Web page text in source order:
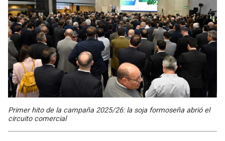
Primer hito de la campaña 2025/26: la soja formoseña abrió el
circuito comercial